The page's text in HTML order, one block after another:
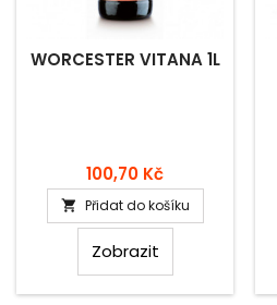
WORCESTER VITANA 1L
Cena
100,70 Kč
 Přidat do košíku
Zobrazit